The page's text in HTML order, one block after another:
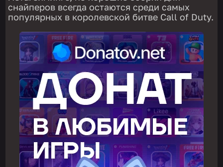
снайперов всегда остаются среди самых
популярных в королевской битве Call of Duty.